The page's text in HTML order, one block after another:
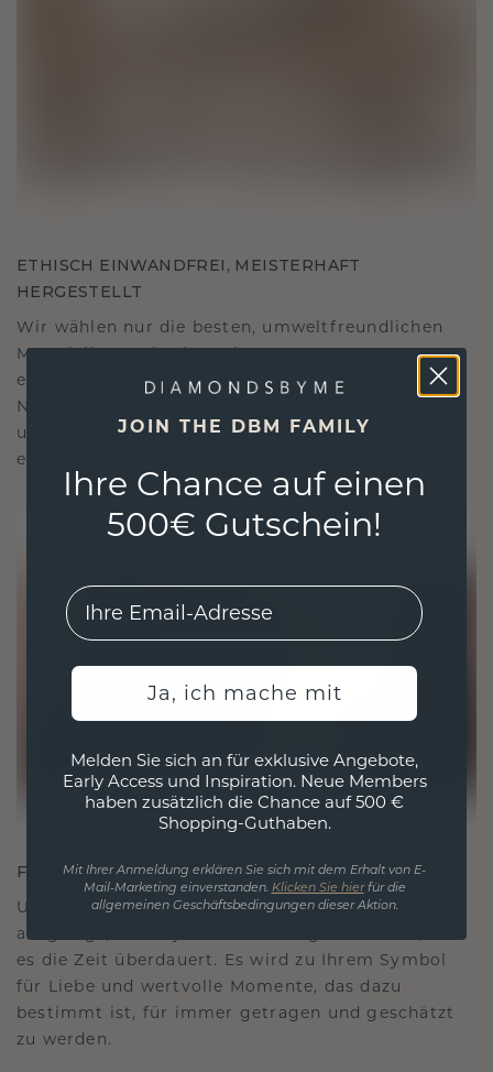
ETHISCH EINWANDFREI, MEISTERHAFT
HERGESTELLT
Wir wählen nur die besten, umweltfreundlichen
Materialien und Labor Diamanten aus. Unsere
erfahrenen Goldschmiede verbinden
Nachhaltigkeit mit beispielloser Handwerkskunst
und stellen so sicher, dass Ihr Schmuck ebenso
ethisch wie exquisit ist.
FÜR VERBINDUNGEN GESCHAFFEN
Unsere Designphilosophie ist auf Verbindung
ausgelegt, wobei jedes Stück so gestaltet ist, dass
es die Zeit überdauert. Es wird zu Ihrem Symbol
für Liebe und wertvolle Momente, das dazu
bestimmt ist, für immer getragen und geschätzt
zu werden.
JOIN THE DBM FAMILY
Ihre Chance auf einen
500€ Gutschein!
EMail
Ja, ich mache mit
Melden Sie sich an für exklusive Angebote,
Early Access und Inspiration. Neue Members
haben zusätzlich die Chance auf 500 €
Shopping-Guthaben.
Mit Ihrer Anmeldung erklären Sie sich mit dem Erhalt von E-
Mail-Marketing einverstanden. Klicken Sie hierfür die
allgemeinen Geschäftsbedingungen dieser Aktion.